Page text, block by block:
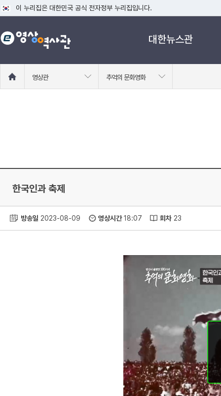
이 누리집은 대한민국 공식 전자정부 누리집입니다.
공식 누리집 주소 확인하기
go.kr 주소를 사용하는 누리집은 대한민국 정부기관이 관리하는 누리집입니
대한뉴스관
로
영상관 추억의 문화영화
한국인과 축제
방송일 2023-08-09 영상시간18:07 회차 23